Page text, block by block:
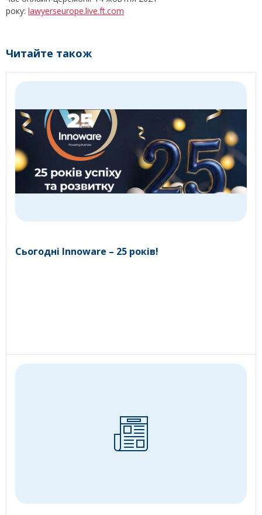
року: lawyerseurope.live.ft.com
Читайте також
Сьогодні Innoware – 25 років!